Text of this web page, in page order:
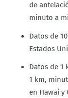
de
minuto a
Datos de
Estados
Datos de 1
1 km,
en Hawai